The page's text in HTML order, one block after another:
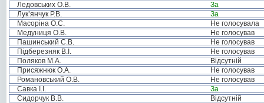
Ледовських О.В.
За
Лук’янчук Р.В.
За
Масоріна О.С.
Не голосувала
Медуниця О.В.
Не голосував
Пашинський С.В.
Не голосував
Підберезняк В.І.
Не голосував
Поляков М.А.
Відсутній
Присяжнюк О.А.
Не голосував
Романовський О.В.
Не голосував
Савка І.І.
За
Сидорчук В.В.
Відсутній